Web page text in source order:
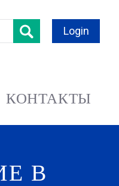
Login
КОНТАКТЫ
В